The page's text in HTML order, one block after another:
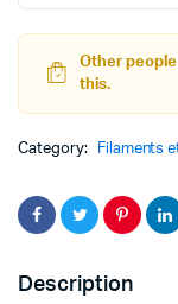
1.0Kg
1.75mm
quantity
Other
this.
Category: Filaments
Description